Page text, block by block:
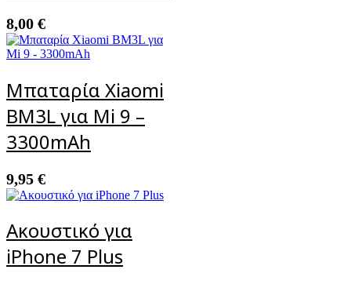
8,00 €
Μπαταρία Xiaomi
BM3L για Mi 9 –
3300mAh
9,95 €
Ακουστικό για
iPhone 7 Plus